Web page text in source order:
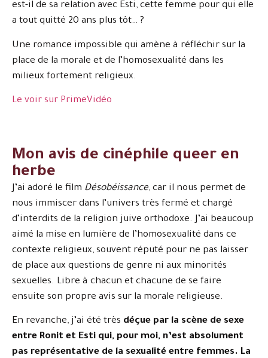
est-il de sa relation avec Esti, cette femme pour qui elle
a tout quitté 20 ans plus tôt… ?
Une romance impossible qui amène à réfléchir sur la
place de la morale et de l’homosexualité dans les
milieux fortement religieux.
Le voir sur PrimeVidéo
Mon avis de cinéphile queer en
herbe
J’ai adoré le film Désobéissance, car il nous permet de
nous immiscer dans l’univers très fermé et chargé
d’interdits de la religion juive orthodoxe. J’ai beaucoup
aimé la mise en lumière de l’homosexualité dans ce
contexte religieux, souvent réputé pour ne pas laisser
de place aux questions de genre ni aux minorités
sexuelles. Libre à chacun et chacune de se faire
ensuite son propre avis sur la morale religieuse.
En revanche, j’ai été très déçue par la scène de sexe
entre Ronit et Esti qui, pour moi, n’est absolument
pas représentative de la sexualité entre femmes. La